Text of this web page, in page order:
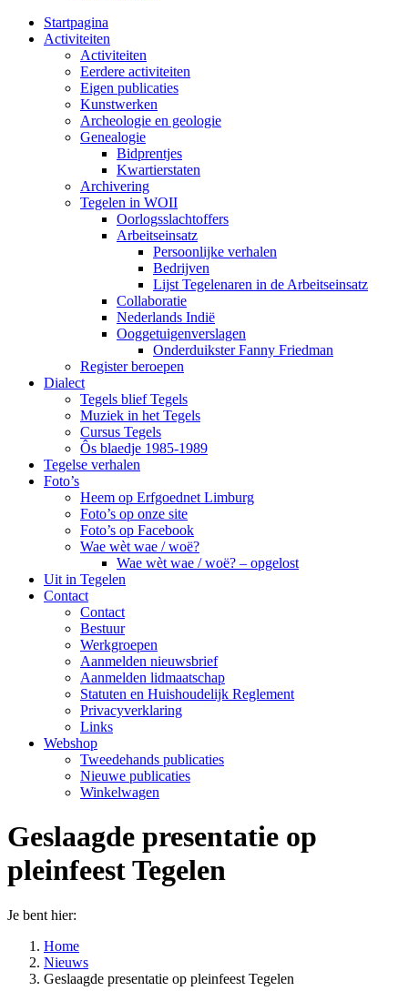
Startpagina
Activiteiten
Activiteiten
Eerdere activiteiten
Eigen publicaties
Kunstwerken
Archeologie en geologie
Genealogie
Bidprentjes
Kwartierstaten
Archivering
Tegelen in WOII
Oorlogsslachtoffers
Arbeitseinsatz
Persoonlijke verhalen
Bedrijven
Lijst Tegelenaren in de Arbeitseinsatz
Collaboratie
Nederlands Indië
Ooggetuigenverslagen
Onderduikster Fanny Friedman
Register beroepen
Dialect
Tegels blief Tegels
Muziek in het Tegels
Cursus Tegels
Ôs blaedje 1985-1989
Tegelse verhalen
Foto’s
Heem op Erfgoednet Limburg
Foto’s op onze site
Foto’s op Facebook
Wae wèt wae / woë?
Wae wèt wae / woë? – opgelost
Uit in Tegelen
Contact
Contact
Bestuur
Werkgroepen
Aanmelden nieuwsbrief
Aanmelden lidmaatschap
Statuten en Huishoudelijk Reglement
Privacyverklaring
Links
Webshop
Tweedehands publicaties
Nieuwe publicaties
Winkelwagen
Geslaagde presentatie op
pleinfeest Tegelen
Je bent hier:
Home
Nieuws
Geslaagde presentatie op pleinfeest Tegelen